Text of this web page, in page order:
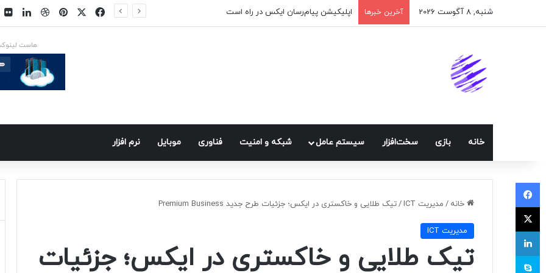
شنبه, 8 آگوست 2026 آخرین خبرها اپلیکیشن پیام‌رسان ایکس در راه است فیسبوک
ایکس پینتریستدریبببل
هاست
خانه بازی سخت‌افزار سيستم عامل شبكه و امنيت فناوری موبايل نرم افزار
خانه / مديريت ICT /تیک طلایی و خاکستری در ایکس؛ جزئیات طرح جدید Premium Business
مديريت ICT
تیک طلایی و خاکستری در ایکس؛ جزئیات
فیسبوک